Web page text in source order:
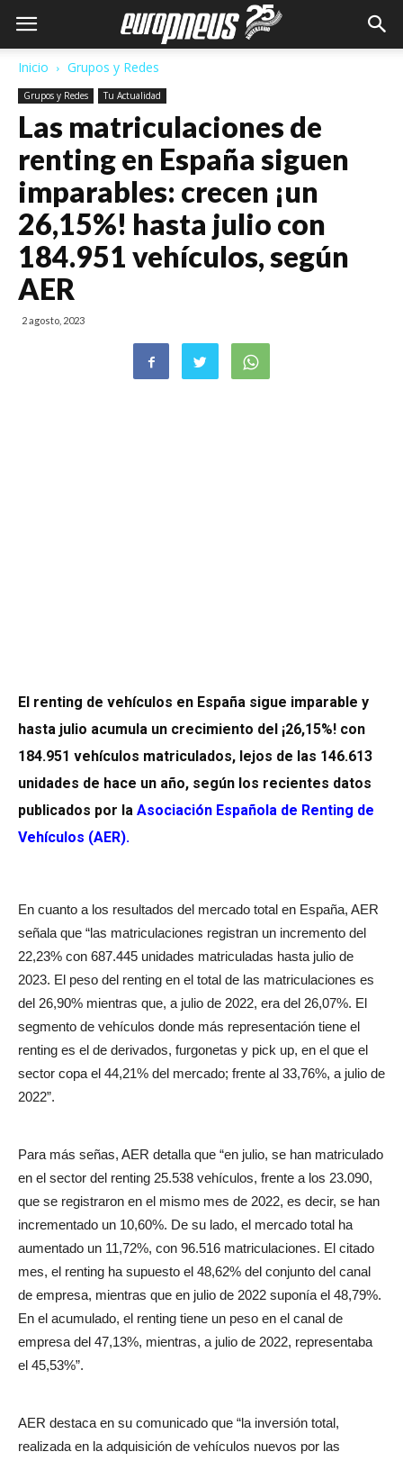
Inicio Grupos y Redes
Grupos y Redes Tu Actualidad
Las matriculaciones de
renting en España siguen
imparables: crecen ¡un
26,15%! hasta julio con
184.951 vehículos, según
AER
2 agosto, 2023
El renting de vehículos en España sigue imparable y
hasta julio acumula un crecimiento del ¡26,15%! con
184.951 vehículos matriculados, lejos de las 146.613
unidades de hace un año, según los recientes datos
publicados por la Asociación Española de Renting de
Vehículos (AER).
En cuanto a los resultados del mercado total en España, AER
señala que “las matriculaciones registran un incremento del
22,23% con 687.445 unidades matriculadas hasta julio de
2023. El peso del renting en el total de las matriculaciones es
del 26,90% mientras que, a julio de 2022, era del 26,07%. El
segmento de vehículos donde más representación tiene el
renting es el de derivados, furgonetas y pick up, en el que el
sector copa el 44,21% del mercado; frente al 33,76%, a julio de
2022”.
Para más señas, AER detalla que “en julio, se han matriculado
en el sector del renting 25.538 vehículos, frente a los 23.090,
que se registraron en el mismo mes de 2022, es decir, se han
incrementado un 10,60%. De su lado, el mercado total ha
aumentado un 11,72%, con 96.516 matriculaciones. El citado
mes, el renting ha supuesto el 48,62% del conjunto del canal
de empresa, mientras que en julio de 2022 suponía el 48,79%.
En el acumulado, el renting tiene un peso en el canal de
empresa del 47,13%, mientras, a julio de 2022, representaba
el 45,53%”.
AER destaca en su comunicado que “la inversión total,
realizada en la adquisición de vehículos nuevos por las